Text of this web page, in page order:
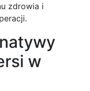
zdrowia i
w